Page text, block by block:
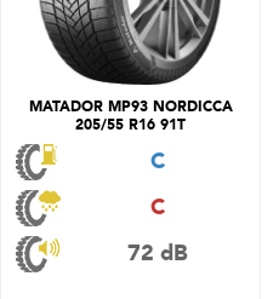
MATADOR MP93 NORDICCA
205/55 R16 91T
C
C
72 dB